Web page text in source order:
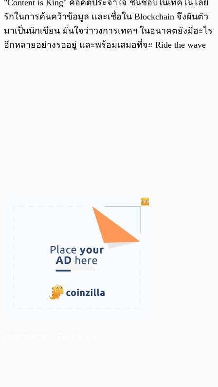
"Content is King" คือคติประจำใจ ชื่นชอบในเทคโนโลยี
รักในการค้นคว้าข้อมูล และเชื่อใน Blockchain จึงผันตัว
มาเป็นนักเขียน มั่นใจว่าวงการเทคฯ ในอนาคตยังมีอะไร
อีกหลายอย่างรออยู่ และพร้อมเสมอที่จะ Ride the wave